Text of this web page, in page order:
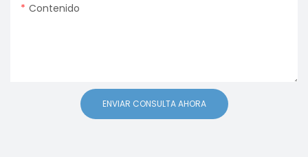
Contenido
ENVIAR CONSULTA AHORA